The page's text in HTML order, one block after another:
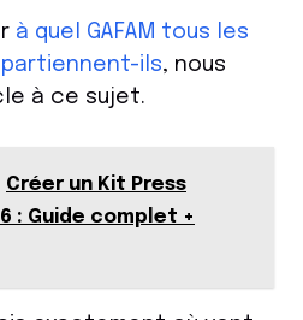
à quel GAFAM tous les
ils, nous
à ce sujet.
Créer un Kit Press
: Guide complet +